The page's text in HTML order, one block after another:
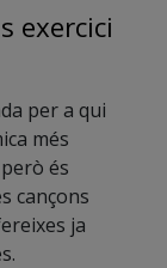
exercici
per a qui
més
és
cançons
ja